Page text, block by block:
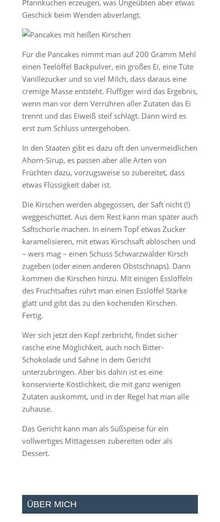
Pfannkuchen erzeugen, was Ungeübten aber etwas
Geschick beim Wenden abverlangt.
Für die Pancakes nimmt man auf 200 Gramm Mehl
einen Teelöffel Backpulver, ein großes Ei, eine Tüte
Vanillezucker und so viel Milch, dass daraus eine
cremige Masse entsteht. Fluffiger wird das Ergebnis,
wenn man vor dem Verrühren aller Zutaten das Ei
trennt und das Eiweiß steif schlägt. Dann wird es
erst zum Schluss untergehoben.
In den Staaten gibt es dazu oft den unvermeidlichen
Ahorn-Sirup, es passen aber alle Arten von
Früchten dazu, vorzugsweise so zubereitet, dass
etwas Flüssigkeit dabei ist.
Die Kirschen werden abgegossen, der Saft nicht (!)
weggeschüttet. Aus dem Rest kann man später auch
Saftschorle machen. In einem Topf etwas Zucker
karamelisieren, mit etwas Kirschsaft ablöschen und
– wers mag – einen Schuss Schwarzwälder Kirsch
zugeben (oder einen anderen Obstschnaps). Dann
kommen die Kirschen hinzu. Mit einigen Esslöffeln
des Fruchtsaftes rührt man einen Esslöffel Stärke
glatt und gibt das zu den kochenden Kirschen.
Fertig.
Wer sich jetzt den Kopf zerbricht, findet sicher
rasche eine Möglichkeit, auch noch Bitter-
Schokolade und Sahne in dem Gericht
unterzubringen. Aber bis dahin ist es eine
konservierte Köstlichkeit, die mit ganz wenigen
Zutaten auskommt, und in der Regel hat man alle
zuhause.
Das Gericht kann man als Süßspeise für ein
vollwertiges Mittagessen zubereiten oder als
Dessert.
ÜBER MICH